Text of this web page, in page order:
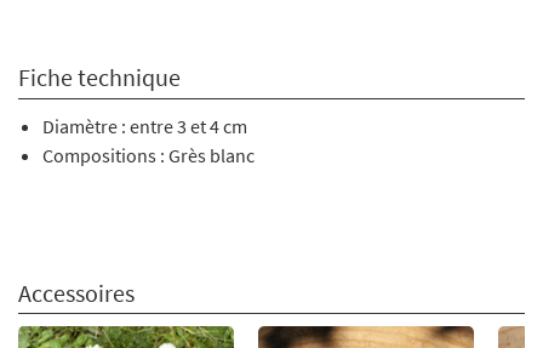
Fiche technique
Diamètre : entre 3 et 4 cm
Compositions : Grès blanc
Accessoires